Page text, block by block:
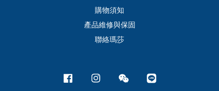
購物須知
產品維修與保固
聯絡瑪莎
Facebook Instagram Wechat